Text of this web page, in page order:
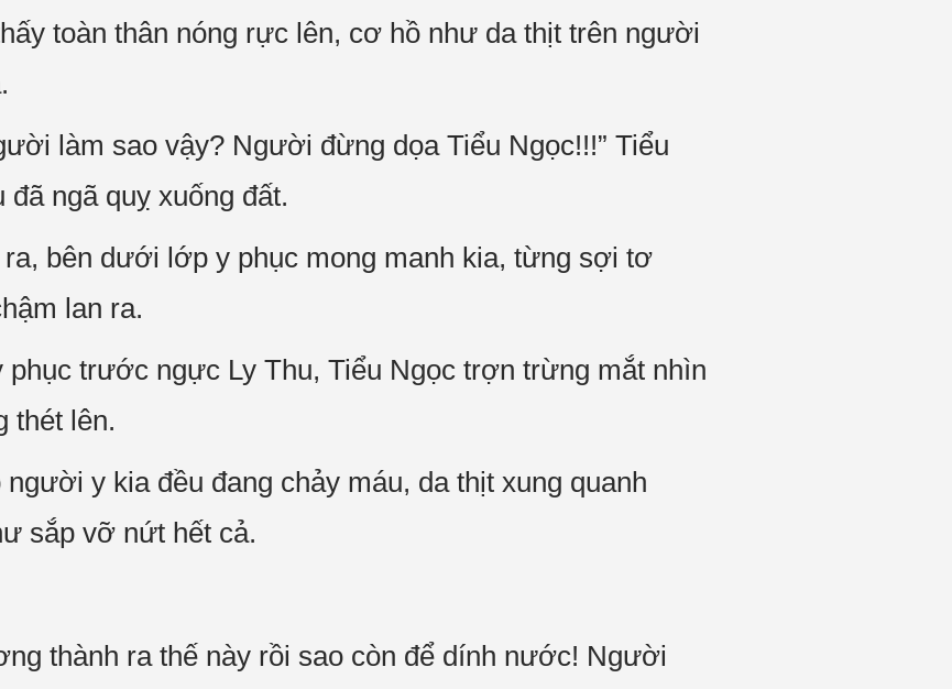
toàn thân nóng rực lên, cơ hồ như da thịt trên người
làm sao vậy? Người đừng dọa Tiểu Ngọc!!!” Tiểu
ngã quỵ xuống đất.
bên dưới lớp y phục mong manh kia, từng sợi tơ
lan ra.
phục trước ngực Ly Thu, Tiểu Ngọc trợn trừng mắt nhìn
thét lên.
y kia đều đang chảy máu, da thịt xung quanh
sắp vỡ nứt hết cả.
thành ra thế này rồi sao còn để dính nước! Người